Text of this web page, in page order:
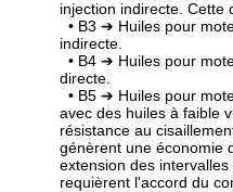
injection indirecte. Cette
• B3 ➔ Huiles pour
indirecte.
• B4 ➔ Huiles pour
directe.
• B5 ➔ Huiles pour
avec des huiles à faible
résistance au
génèrent une économie
extension des
requièrent l'accord du